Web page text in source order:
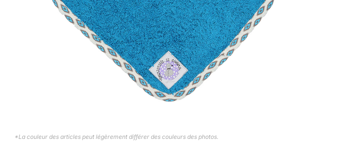
*La couleur des articles peut légèrement différer des couleurs des photos.